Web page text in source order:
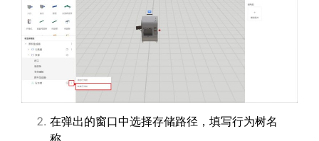
在弹出的窗口中选择存储路径，填写行为树名